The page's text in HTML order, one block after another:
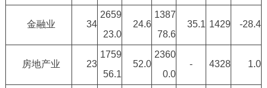
金融业 34
2659
23.0
24.6
1387
78.6
35.1 1429 -28.4
房地产业 23
1759
56.1
52.0
2360
0.0
- 4328 1.0